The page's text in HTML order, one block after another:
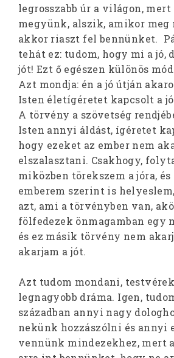
legrosszabb úr a világon,
megyünk, alszik, amikor meg
akkor riaszt fel bennünket.
tehát ez: tudom, hogy mi a jó,
jót! Ezt ő egészen különös
Azt mondja: én a jó útján
Isten életígéretet kapcsolt a
A törvény a szövetség
Isten annyi áldást, ígéretet
hogy ezeket az ember nem
elszalasztani. Csakhogy,
miközben törekszem a jóra, és
emberem szerint is
azt, ami a törvényben van,
fölfedezek önmagamban egy
és ez másik törvény nem
akarjam a jót.
Azt tudom mondani,
legnagyobb dráma. Igen,
században annyi nagy
nekünk hozzászólni és annyi
vennünk mindezekhez, mert